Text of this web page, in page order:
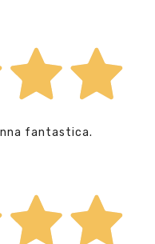
fantastica.